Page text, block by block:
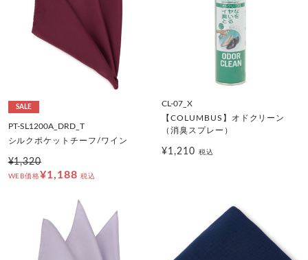
SALE
PT-SL1200A_DRD_T
シルクポケットチーフ/ワイン
¥1,320
WEB価格¥1,188 税込
CL-07_X
【COLUMBUS】オドクリーン
（消臭スプレー）
¥1,210 税込